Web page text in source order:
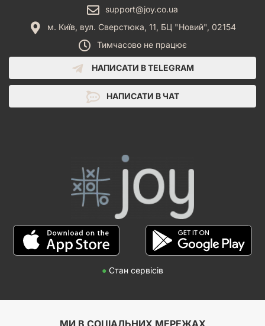
support@joy.co.ua
м. Київ, вул. Сверстюка, 11, БЦ "Новий", 02154
Тимчасово не працює
НАПИСАТИ В TELEGRAM
НАПИСАТИ В ЧАТ
● Стан сервісів
МИ В СОЦІАЛЬНИХ МЕРЕЖАХ